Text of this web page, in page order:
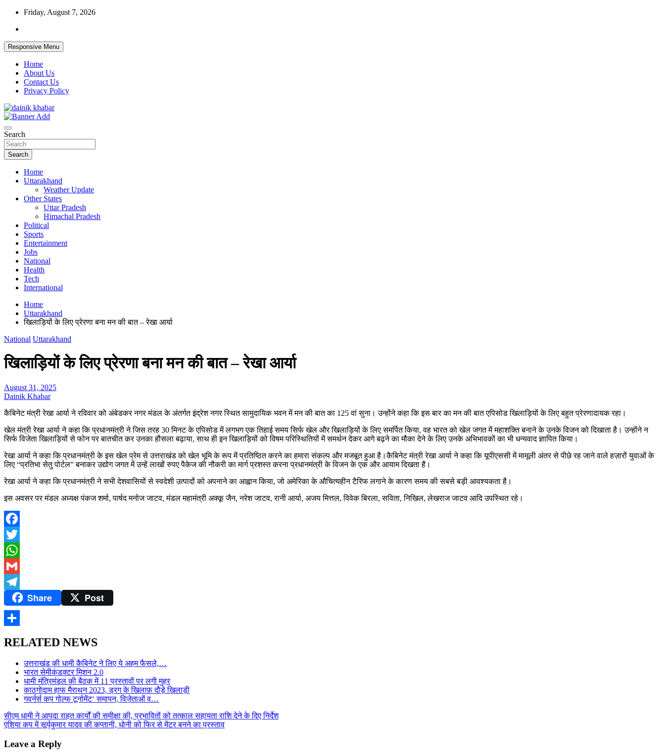
Skip
content
Friday, August 7, 2026
Responsive Menu
Home
About Us
Contact Us
Privacy Policy
Dainikkhabar.in – Uttarakhand Daily Hindi News Website
Search
Search
Home
Uttarakhand
Weather Update
Other States
Uttar Pradesh
Himachal Pradesh
Political
Sports
Entertainment
Jobs
National
Health
Tech
International
Home
Uttarakhand
खिलाड़ियों के लिए प्रेरणा बना मन की बात – रेखा आर्या
National Uttarakhand
खिलाड़ियों के लिए प्रेरणा बना मन की बात – रेखा आर्या
August 31, 2025
Dainik Khabar
कैबिनेट मंत्री रेखा आर्या ने रविवार को अंबेडकर नगर मंडल के अंतर्गत इंद्रेश नगर स्थित सामुदायिक भवन में मन की बात का 125 वां सुना। उन्होंने कहा कि इस बार का मन की बात एपिसोड खिलाड़ियों के लिए बहुत प्रेरणादायक रहा।
खेल मंत्री रेखा आर्या ने कहा कि प्रधानमंत्री ने जिस तरह 30 मिनट के एपिसोड में लगभग एक तिहाई समय सिर्फ खेल और खिलाड़ियों के लिए समर्पित किया, वह भारत को खेल जगत में महाशक्ति बनाने के उनके विजन को दिखाता है। उन्होंने न
सिर्फ विजेता खिलाड़ियों से फोन पर बातचीत कर उनका हौसला बढ़ाया, साथ ही इन खिलाड़ियों को विषम परिस्थितियों में समर्थन देकर आगे बढ़ने का मौका देने के लिए उनके अभिभावकों का भी धन्यवाद ज्ञापित किया।
रेखा आर्या ने कहा कि प्रधानमंत्री के इस खेल प्रेम से उत्तराखंड को खेल भूमि के रूप में प्रतिष्ठित करने का हमारा संकल्प और मजबूत हुआ है।कैबिनेट मंत्री रेखा आर्या ने कहा कि यूपीएससी में मामूली अंतर से पीछे रह जाने वाले हज़ारों युवाओं के
लिए “प्रतिभा सेतु पोर्टल” बनाकर उद्योग जगत में उन्हें लाखों रुपए पैकेज की नौकरी का मार्ग प्रशस्त करना प्रधानमंत्री के विजन के एक और आयाम दिखता है।
रेखा आर्या ने कहा कि प्रधानमंत्री ने सभी देशवासियों से स्वदेशी उत्पादों को अपनाने का आह्वान किया, जो अमेरिका के औचित्यहीन टैरिफ लगाने के कारण समय की सबसे बड़ी आवश्यकता है।
इस अवसर पर मंडल अध्यक्ष पंकज शर्मा, पार्षद मनोज जाटव, मंडल महामंत्री अक्कू जैन, नरेश जाटव, रानी आर्या, अजय मित्तल, विवेक बिरला, सविता, निखिल, लेखराज जाटव आदि उपस्थित रहे।
Facebook
Twitter
WhatsApp
Gmail
TelegramShare Post
RELATED NEWS
उत्तराखंड की धामी कैबिनेट ने लिए ये अहम फैसले,…
भारत सेमीकंडक्टर मिशन 2.0
धामी मंत्रिमंडल की बैठक में 11 प्रस्तावों पर लगी मुहर
काठगोदाम हाफ मैराथन 2023, ड्रग के खिलाफ़ दौड़े खिलाड़ी
गवर्नर्स कप गोल्फ टूर्नामेंट‘ समापन, विजेताओं व…
Post
navigation
सीएम धामी ने आपदा राहत कार्यों की समीक्षा की, प्रभावितों को तत्काल सहायता राशि देने के दिए निर्देश
एशिया कप में सूर्यकुमार यादव की कप्तानी, धोनी को फिर से मेंटर बनने का प्रस्ताव
Leave a Reply